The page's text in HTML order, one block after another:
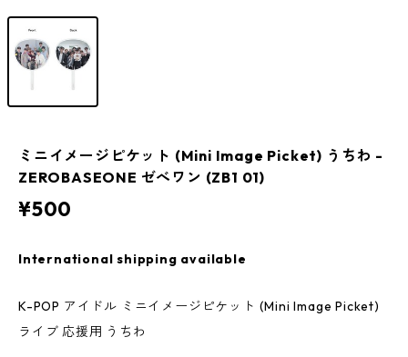
ミニイメージピケット (Mini Image Picket) うちわ -
ZEROBASEONE ゼべワン (ZB1 01)
¥500
International shipping available
K-POP アイドル ミニイメージピケット (Mini Image Picket)
ライブ 応援用 うちわ